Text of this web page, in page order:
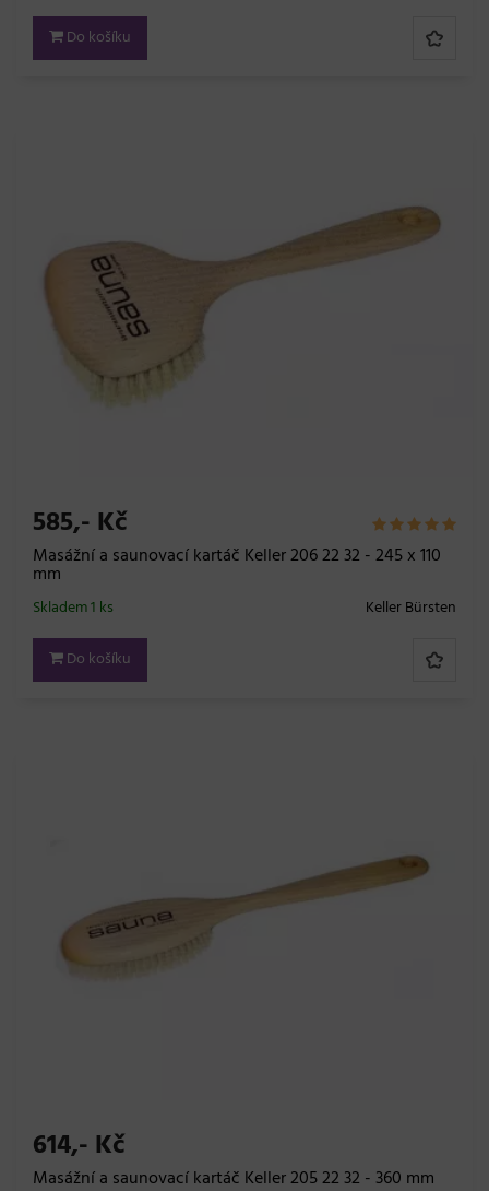
Do košíku
585,- Kč
Masážní a saunovací kartáč Keller 206 22 32 - 245 x 110
mm
Keller Bürsten
Skladem 1 ks
Do košíku
614,- Kč
Masážní a saunovací kartáč Keller 205 22 32 - 360 mm